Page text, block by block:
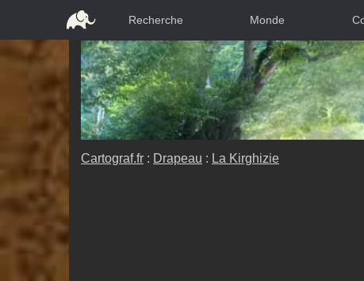
Recherche Monde
Cartograf.fr : Drapeau : La Kirghizie